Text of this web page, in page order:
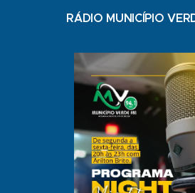
RÁDIO MUNICÍPIO